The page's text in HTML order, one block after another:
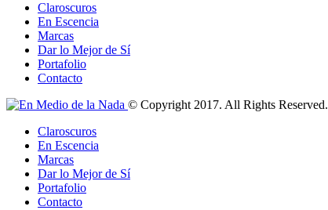
Claroscuros
En Escencia
Marcas
Dar lo Mejor de Sí
Portafolio
Contacto
© Copyright 2017. All Rights Reserved.
Claroscuros
En Escencia
Marcas
Dar lo Mejor de Sí
Portafolio
Contacto